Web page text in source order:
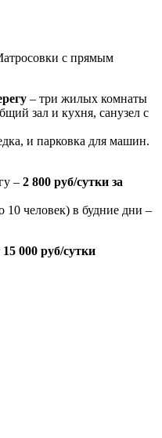
с прямым
– три жилых комнаты
зал и кухня, санузел с
и парковка для машин.
– 2 800 руб/сутки за
10 человек) в будние дни –
15 000 руб/сутки